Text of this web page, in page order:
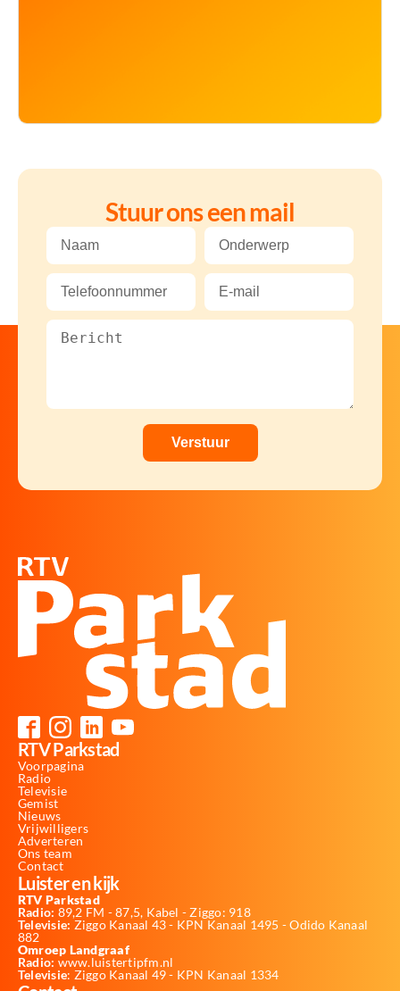
Stuur ons een mail
RTV Parkstad
Voorpagina
Radio
Televisie
Gemist
Nieuws
Vrijwilligers
Adverteren
Ons team
Contact
Luister en kijk
RTV Parkstad
Radio: 89,2 FM - 87,5, Kabel - Ziggo: 918
Televisie: Ziggo Kanaal 43 - KPN Kanaal 1495 - Odido Kanaal
882
Omroep Landgraaf
Radio: www.luistertipfm.nl
Televisie: Ziggo Kanaal 49 - KPN Kanaal 1334